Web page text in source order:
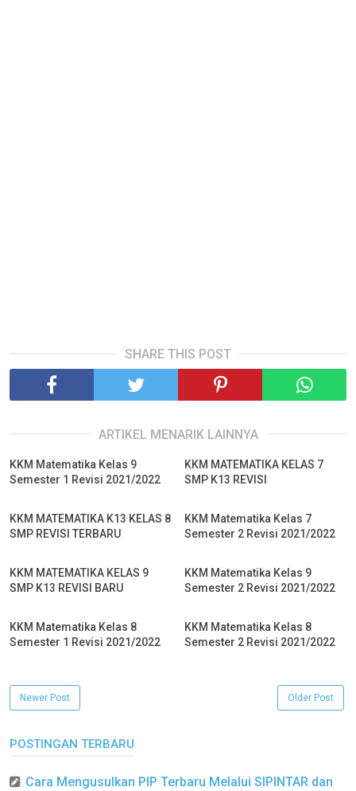
SHARE THIS POST
ARTIKEL MENARIK LAINNYA
KKM Matematika Kelas 9
Semester 1 Revisi 2021/2022
KKM MATEMATIKA KELAS 7
SMP K13 REVISI
KKM MATEMATIKA K13 KELAS 8
SMP REVISI TERBARU
KKM Matematika Kelas 7
Semester 2 Revisi 2021/2022
KKM MATEMATIKA KELAS 9
SMP K13 REVISI BARU
KKM Matematika Kelas 9
Semester 2 Revisi 2021/2022
KKM Matematika Kelas 8
Semester 1 Revisi 2021/2022
KKM Matematika Kelas 8
Semester 2 Revisi 2021/2022
Newer Post Older Post
POSTINGAN TERBARU
Cara Mengusulkan PIP Terbaru Melalui SIPINTAR dan